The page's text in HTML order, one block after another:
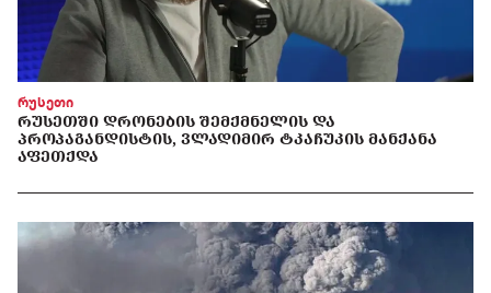
რუსეთი
ᲠᲣᲡᲔᲗᲨᲘ ᲓᲠᲝᲜᲔᲑᲘᲡ ᲨᲔᲛᲥᲛᲜᲔᲚᲘᲡ ᲓᲐ
ᲞᲠᲝᲞᲐᲒᲐᲜᲓᲘᲡᲢᲘᲡ, ᲕᲚᲐᲓᲘᲛᲘᲠ ᲢᲙᲐᲩᲣᲙᲘᲡ ᲛᲐᲜᲥᲐᲜᲐ
ᲐᲤᲔᲗᲥᲓᲐ